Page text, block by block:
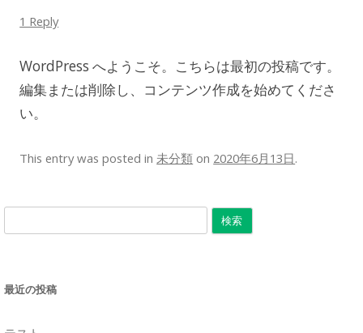
1 Reply
WordPress へようこそ。こちらは最初の投稿です。
編集または削除し、コンテンツ作成を始めてくださ
い。
This entry was posted in 未分類 on 2020年6月13日.
索:
最近の投稿